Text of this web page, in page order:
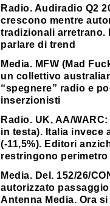
Radio. Audiradio Q2
crescono mentre
tradizionali arretrano.
parlare di trend
Media. MFW (Mad
un collettivo
“spegnere” radio e
inserzionisti
Radio. UK, AA/
in testa). Italia invece
(-11,5%). Editori
restringono perimetro
Media. Del. 152/26/
autorizzato passaggio
Antenna Media. Ora